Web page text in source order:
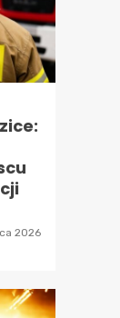
2026